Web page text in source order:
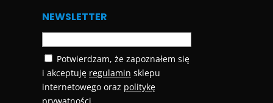
NEWSLETTER
Potwierdzam, że zapoznałem się
i akceptuję regulamin sklepu
internetowego oraz politykę